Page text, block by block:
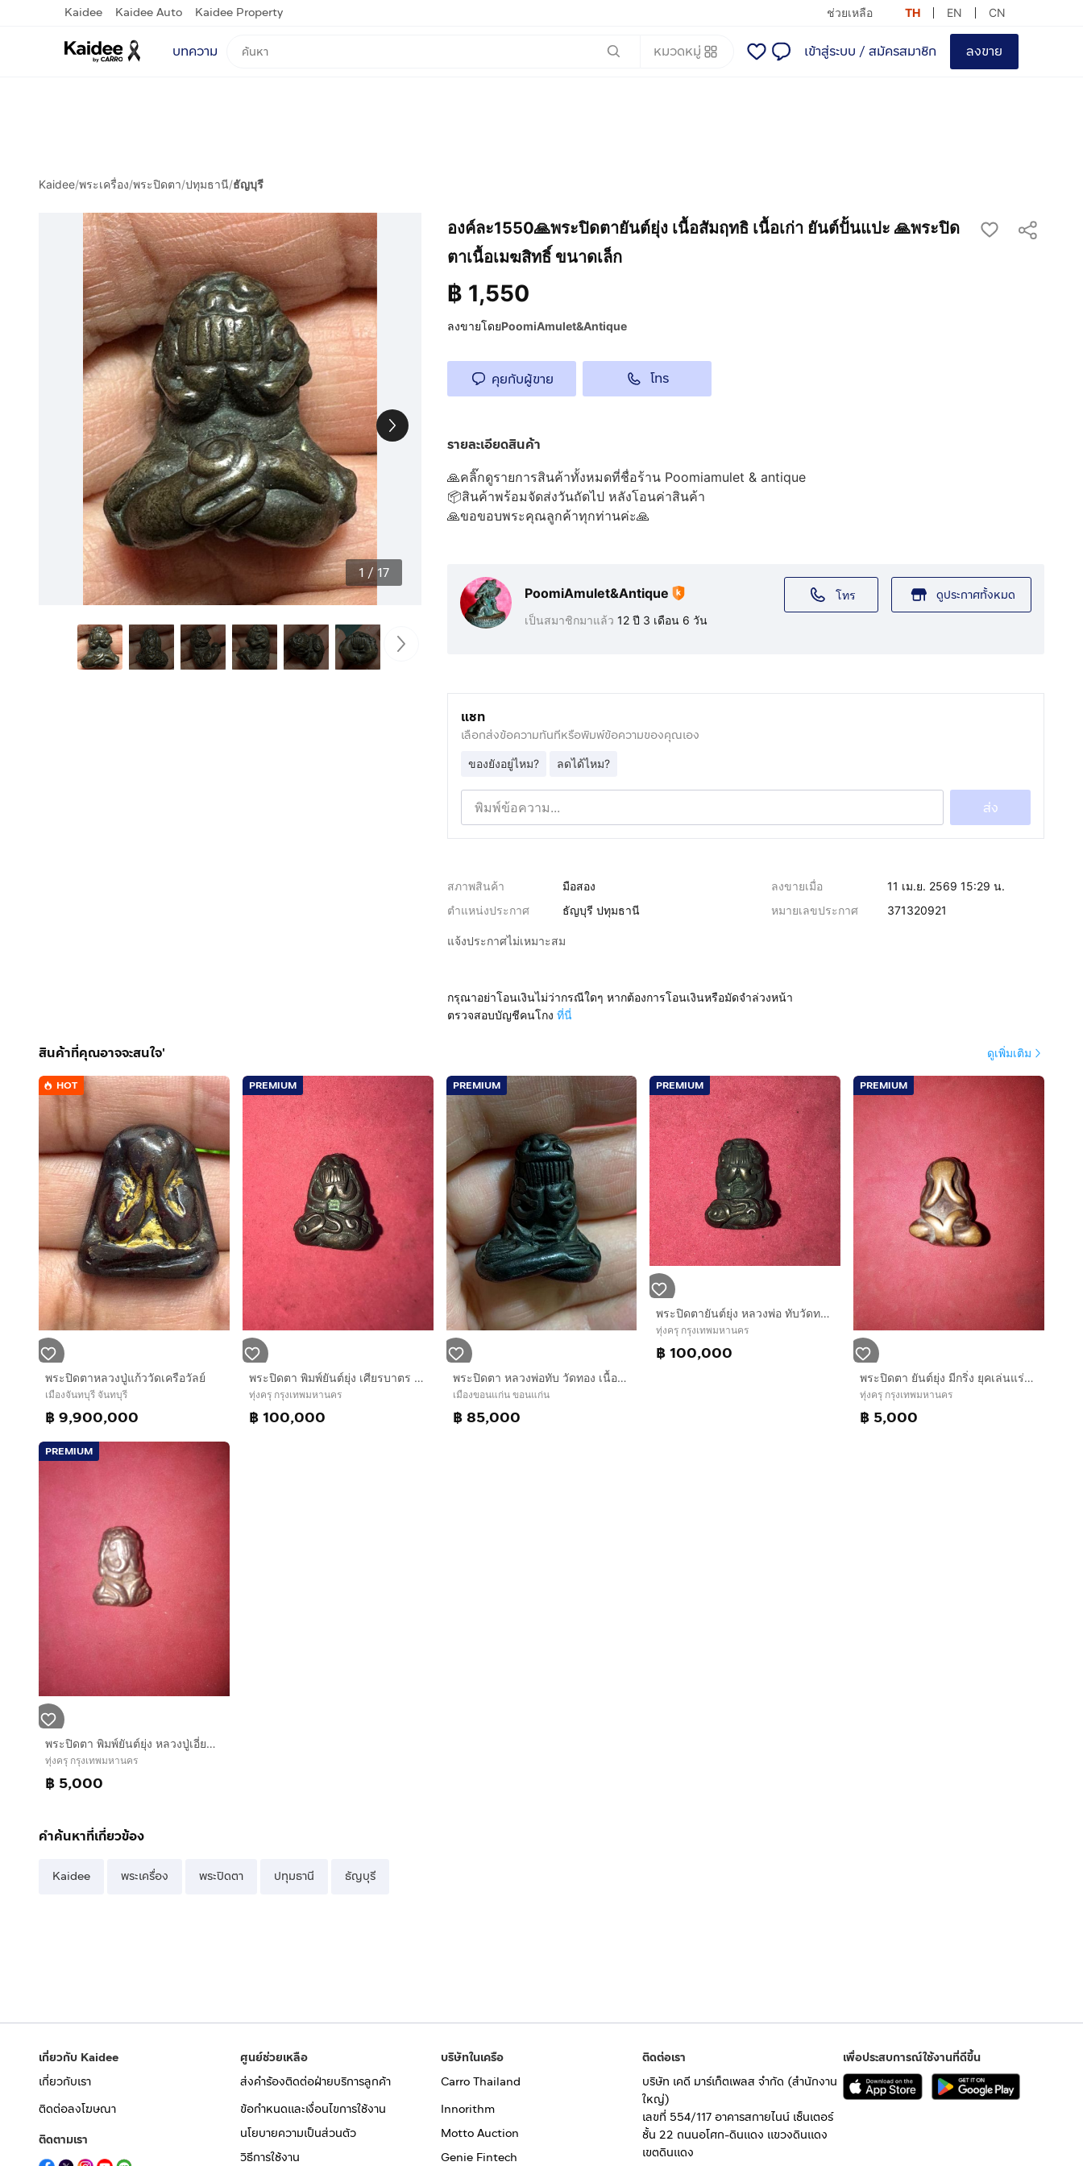
Kaidee Kaidee Auto Kaidee Property ช่วยเหลือ TH EN CN
บทความ หมวดหมู่ เข้าสู่ระบบ / สมัครสมาชิก ลงขาย
Kaidee/พระเครื่อง/พระปิดตา/ปทุมธานี/ธัญบุรี
1 / 17
องค์ละ1550🙏พระปิดตายันต์ยุ่ง เนื้อสัมฤทธิ เนื้อเก่า ยันต์ปั้นแปะ 🙏พระปิด
ตาเนื้อเมฆสิทธิ์ ขนาดเล็ก
฿ 1,550
ลงขายโดยPoomiAmulet&Antique
คุยกับผู้ขาย โทร
รายละเอียดสินค้า
🙏คลิ๊กดูรายการสินค้าทั้งหมดที่ชื่อร้าน Poomiamulet & antique
📦สินค้าพร้อมจัดส่งวันถัดไป หลังโอนค่าสินค้า
🙏ขอขอบพระคุณลูกค้าทุกท่านค่ะ🙏
PoomiAmulet&Antique
เป็นสมาชิกมาแล้ว 12 ปี 3 เดือน 6 วัน
โทร ดูประกาศทั้งหมด
แชท
เลือกส่งข้อความทันทีหรือพิมพ์ข้อความของคุณเอง
ของยังอยู่ไหม? ลดได้ไหม?
ส่ง
สภาพสินค้า มือสอง ลงขายเมื่อ
11 เม.ย. 2569 15:29 น.
ตำแหน่งประกาศ
ธัญบุรี ปทุมธานี หมายเลขประกาศ 371320921
แจ้งประกาศไม่เหมาะสม
กรุณาอย่าโอนเงินไม่ว่ากรณีใดๆ หากต้องการโอนเงินหรือมัดจำล่วงหน้า
ตรวจสอบบัญชีคนโกง ที่นี่
สินค้าที่คุณอาจจะสนใจ' ดูเพิ่มเติม
HOT
พระปิดตาหลวงปู่แก้ววัดเครือวัลย์
เมืองจันทบุรี จันทบุรี
฿ 9,900,000
PREMIUM
พระปิดตา พิมพ์ยันต์ยุ่ง เศียรบาตร เนื้อสำริดเงิน หลวงพ่อทับ อินทโชติ วัดสุวรรณาราม ( ทอง ) บางกอกน้อย พิมพ์คม ชัด เส้นยันต์คมชัด ลึก เส้นยัน
ทุ่งครุ กรุงเทพมหานคร
฿ 100,000
PREMIUM
พระปิดตา หลวงพ่อทับ วัดทอง เนื้อเมฆพัตร
เมืองขอนแก่น ขอนแก่น
฿ 85,000
PREMIUM
พระปิดตายันต์ยุ่ง หลวงพ่อ ทับวัดทอง พิมพ์ตุ๊กตา ยันต์น่อง เนื้อสัมฤทธิ์เงิน ขนาดเล็กน่ารักน่าคล้องบูชา สภาพสวยมาก หุ่นพิมพ์มาตรฐานนิยม เส้นย
ทุ่งครุ กรุงเทพมหานคร
฿ 100,000
PREMIUM
พระปิดตา ยันต์ยุ่ง มีกริ่ง ยุคเล่นแร่แปรธาตุ หลวงพ่อเดิม วัดหนองโพ เนื้อทองผสม ผิวขึ้นเป็นเกล็ดกระดี่ ฝังเหล็กไหลเป็นกริ่ง สวยงาม คมชัด สภาพ
ทุ่งครุ กรุงเทพมหานคร
฿ 5,000
PREMIUM
พระปิดตา พิมพ์ยันต์ยุ่ง หลวงปู่เอี่ยม วัดหนัง ปี2460 เนื้อสำริดเงิน พิมพ์เล็ก สวยงาม คมชัด สภาพสวย เหี่่ยวย่น พรุ่นเก่า เดิมๆ แท้ หายากมากๆ
ทุ่งครุ กรุงเทพมหานคร
฿ 5,000
คำค้นหาที่เกี่ยวข้อง
Kaidee พระเครื่อง พระปิดตา ปทุมธานี ธัญบุรี
เกี่ยวกับ Kaidee
เกี่ยวกับเรา
ติดต่อลงโฆษณา
ติดตามเรา
ศูนย์ช่วยเหลือ
ส่งคำร้องติดต่อฝ่ายบริการลูกค้า
ข้อกำหนดและเงื่อนไขการใช้งาน
นโยบายความเป็นส่วนตัว
วิธีการใช้งาน
บริษัทในเครือ
Carro Thailand
Innorithm
Motto Auction
Genie Fintech
ติดต่อเรา
บริษัท เคดี มาร์เก็ตเพลส จำกัด (สำนักงาน
ใหญ่)
เลขที่ 554/117 อาคารสกายไนน์ เซ็นเตอร์
ชั้น 22 ถนนอโศก-ดินแดง แขวงดินแดง
เขตดินแดง
เพื่อประสบการณ์ใช้งานที่ดีขึ้น